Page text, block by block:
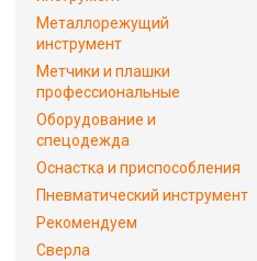
Металлорежущий
инструмент
Метчики и плашки
профессиональные
Оборудование и
спецодежда
Оснастка и приспособления
Пневматический инструмент
Рекомендуем
Сверла